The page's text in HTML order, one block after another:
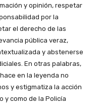
y opinión, respetar
por la
el derecho de las
pública veraz,
y abstenerse
En otras palabras,
en la leyenda no
y estigmatiza la acción
y como de la Policía